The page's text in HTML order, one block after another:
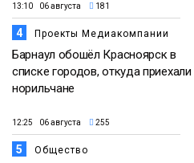
13:10 06 августа 181
4 Проекты Медиакомпании
Барнаул обошёл Красноярск в
списке городов, откуда приехали
норильчане
12:25 06 августа 255
5 Общество